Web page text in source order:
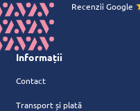
Recenzii Google
Informații
Contact
Transport și plată